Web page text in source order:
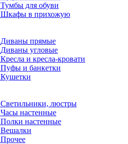
Тумбы для обуви
Шкафы в прихожую
Диваны прямые
Диваны угловые
Кресла и кресла-кровати
Пуфы и банкетки
Кушетки
Светильники, люстры
Часы настенные
Полки настенные
Вешалки
Прочее